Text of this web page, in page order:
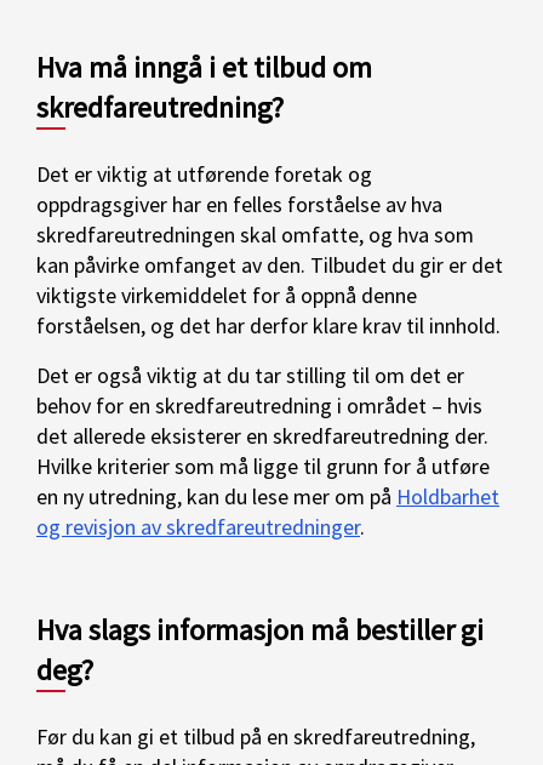
Hva må inngå i et tilbud om
skredfareutredning?
Det er viktig at utførende foretak og
oppdragsgiver har en felles forståelse av hva
skredfareutredningen skal omfatte, og hva som
kan påvirke omfanget av den. Tilbudet du gir er det
viktigste virkemiddelet for å oppnå denne
forståelsen, og det har derfor klare krav til innhold.
Det er også viktig at du tar stilling til om det er
behov for en skredfareutredning i området – hvis
det allerede eksisterer en skredfareutredning der.
Hvilke kriterier som må ligge til grunn for å utføre
en ny utredning, kan du lese mer om på Holdbarhet
og revisjon av skredfareutredninger.
Hva slags informasjon må bestiller gi
deg?
Før du kan gi et tilbud på en skredfareutredning,